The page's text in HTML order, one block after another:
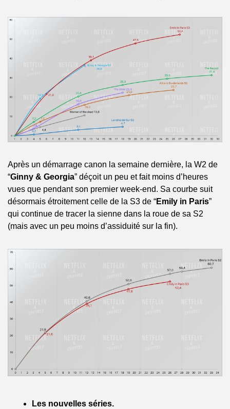
Après un démarrage canon la semaine dernière, la W2 de
“Ginny & Georgia” déçoit un peu et fait moins d’heures
vues que pendant son premier week-end. Sa courbe suit
désormais étroitement celle de la S3 de “Emily in Paris”
qui continue de tracer la sienne dans la roue de sa S2
(mais avec un peu moins d’assiduité sur la fin).
Les nouvelles séries.